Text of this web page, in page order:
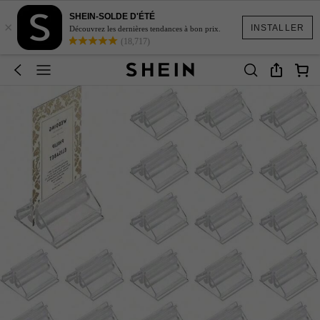
INSTALLER
×
SHEIN-SOLDE D'ÉTÉ
Découvrez les dernières tendances à bon prix.
(18,717)